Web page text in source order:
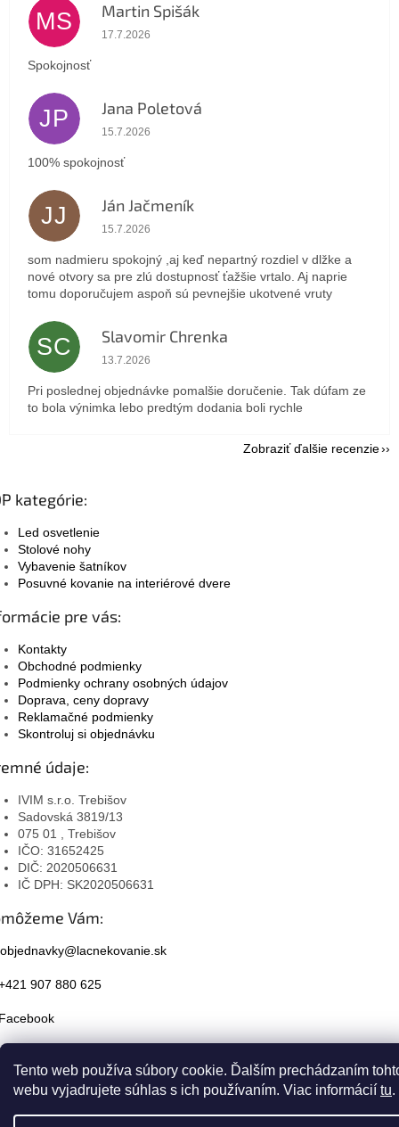
Tento web používa súbory cookie. Ďalším prechádzaním
webu vyjadrujete súhlas s ich používaním. Viac informácií tu.
MS Martin Spišák
Hodnotenie obchodu je 5 z 5 hviezdičiek.
17.7.2026
Spokojnosť
JP Jana Poletová
Hodnotenie obchodu je 5 z 5 hviezdičiek.
15.7.2026
100% spokojnosť
JJ Ján Jačmeník
Hodnotenie obchodu je 5 z 5 hviezdičiek.
15.7.2026
som nadmieru spokojný ,aj keď nepartný rozdiel v dlžke a
nové otvory sa pre zlú dostupnosť ťažšie vrtalo. Aj naprie
tomu doporučujem aspoň sú pevnejšie ukotvené vruty
SC Slavomir Chrenka
Hodnotenie obchodu je 5 z 5 hviezdičiek.
13.7.2026
Pri poslednej objednávke pomalšie doručenie. Tak dúfam ze
to bola výnimka lebo predtým dodania boli rychle
Zobraziť ďalšie recenzie
kategórie:
Led osvetlenie
Stolové nohy
Vybavenie šatníkov
Posuvné kovanie na interiérové dvere
pre vás:
Kontakty
Obchodné podmienky
Podmienky ochrany osobných údajov
Doprava, ceny dopravy
Reklamačné podmienky
Skontroluj si objednávku
údaje:
IVIM s.r.o. Trebišov
Sadovská 3819/13
075 01 , Trebišov
IČO: 31652425
DIČ: 2020506631
IČ DPH: SK2020506631
Vám:
objednavky@lacnekovanie.sk
907 880 625